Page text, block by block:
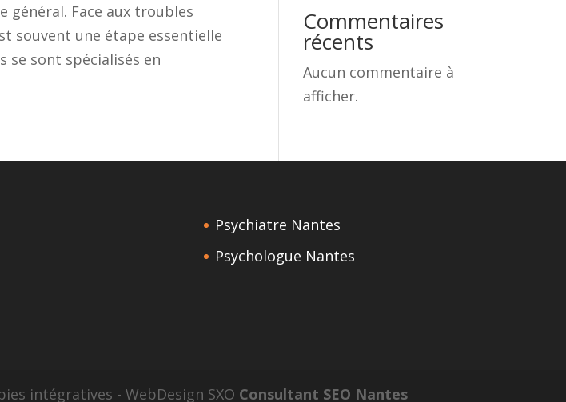
général. Face aux troubles
souvent une étape essentielle
se sont spécialisés en
Commentaires
récents
Aucun commentaire à
afficher.
Psychiatre Nantes
Psychologue Nantes
intégratives - WebDesign SXO Consultant SEO Nantes